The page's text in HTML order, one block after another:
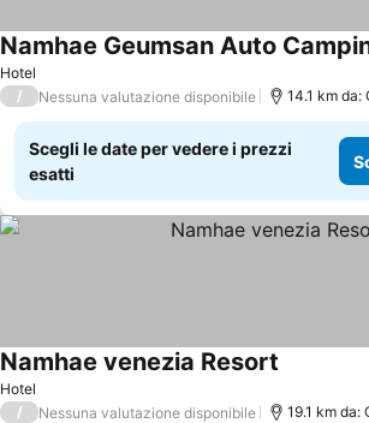
Hotel
Namhae Geumsan Auto
/ Nessuna valutazione disponibile 14.1 km da:
Scegli le date per vedere i prezzi
esatti
Hotel
Namhae venezia Resort
/ Nessuna valutazione disponibile 19.1 km da: